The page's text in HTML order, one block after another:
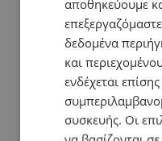
αποθηκεύουμε
δεδομένα
και
ενδέχεται
συσκευής. Οι